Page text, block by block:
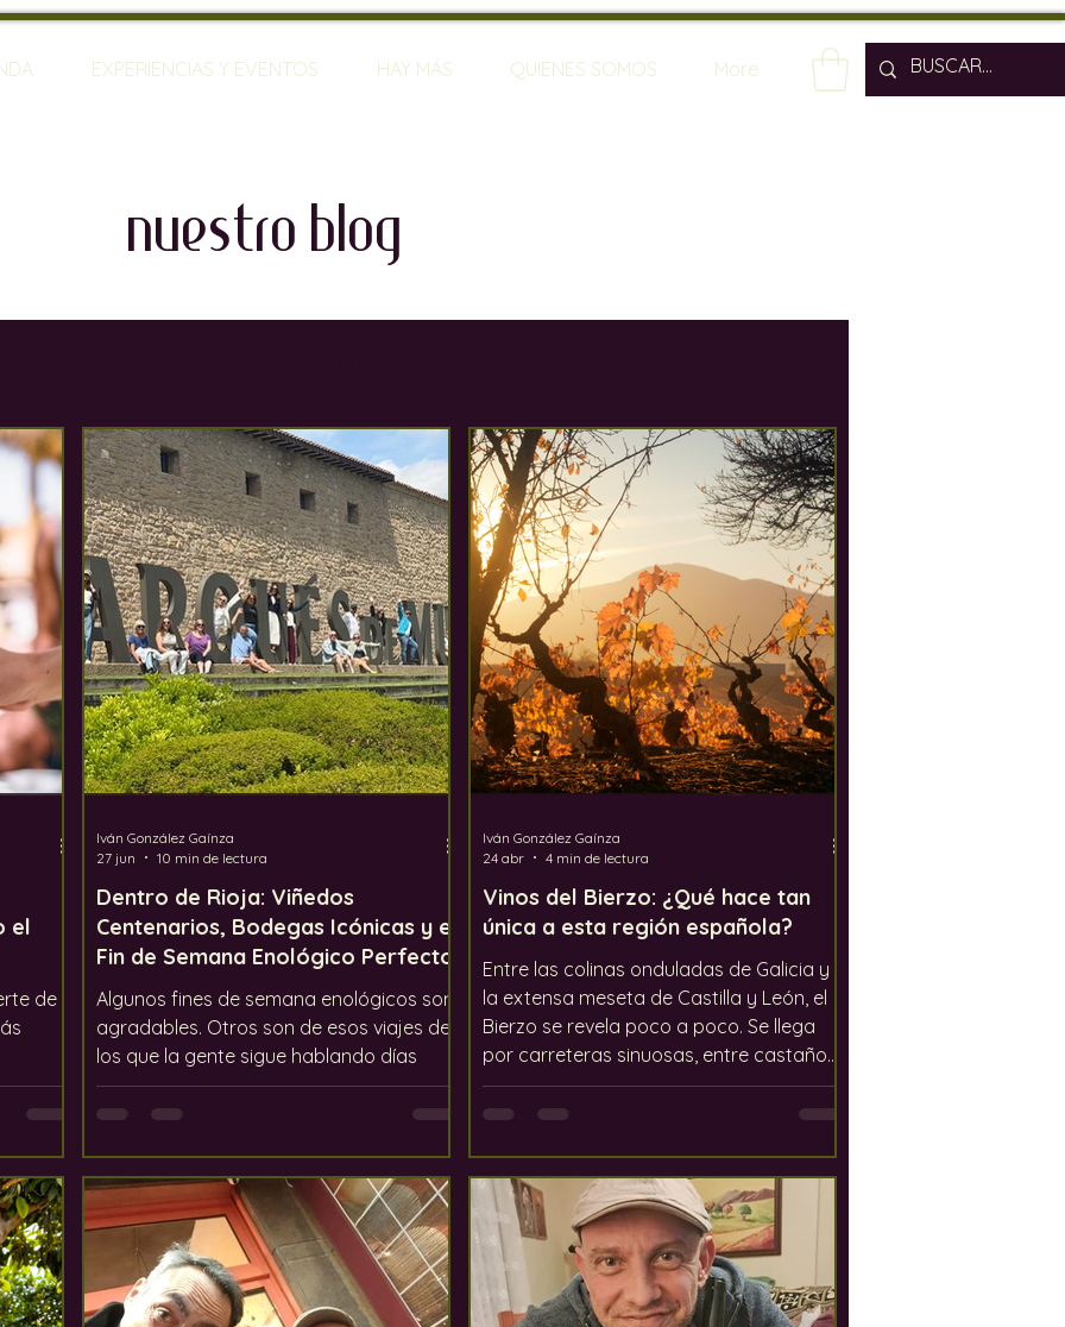
EXPERIENCIAS Y EVENTOS HAY MÁS QUIENES SOMOS More
nuestro blog
Restaurantes Sumilleres Bares de Vinos Enólogos
global Los defectos del vino Uvas Industria del vino Jerez
el
de
los
más
Dentro de Rioja: Viñedos
Centenarios, Bodegas Icónicas y el
Fin de Semana Enológico Perfecto
Algunos fines de semana enológicos son
agradables. Otros son de esos viajes de
los que la gente sigue hablando días
después de haber vuelto a casa. Nuestro
«Fin de semana enológico en La Rioja
amantes del vino procedentes de toda
Europa y Norteamérica llegaron a La
Rioja, dispuestos a pasar tres días
inolvidables descubriendo los vinos, los
paisajes y la gente que definen una de
Iván González Gaínza
27 jun
10 min de lectura
Vinos del Bierzo: ¿Qué hace tan
única a esta región española?
Entre las colinas onduladas de Galicia y
la extensa meseta de Castilla y León, el
Bierzo se revela poco a poco. Se llega
por carreteras sinuosas, entre castaños
y laderas cubiertas de pizarra… hasta
que, de repente, el paisaje se abre en un
los vinos más distintivos de España - no
desde la potencia, sino desde la
precisión, las viñas viejas y una profunda
conexión con el lugar.
Iván González Gaínza
24 abr
4 min de lectura